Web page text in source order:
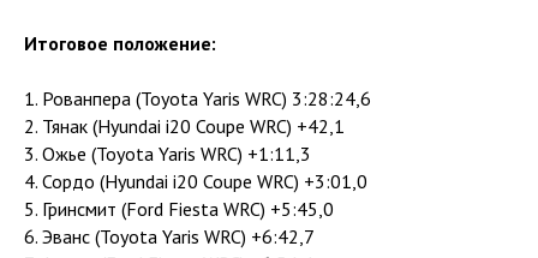
Итоговое положение:
1. Рованпера (Toyota Yaris WRC) 3:28:24,6
2. Тянак (Hyundai i20 Coupe WRC) +42,1
3. Ожье (Toyota Yaris WRC) +1:11,3
4. Сордо (Hyundai i20 Coupe WRC) +3:01,0
5. Гринсмит (Ford Fiesta WRC) +5:45,0
6. Эванс (Toyota Yaris WRC) +6:42,7